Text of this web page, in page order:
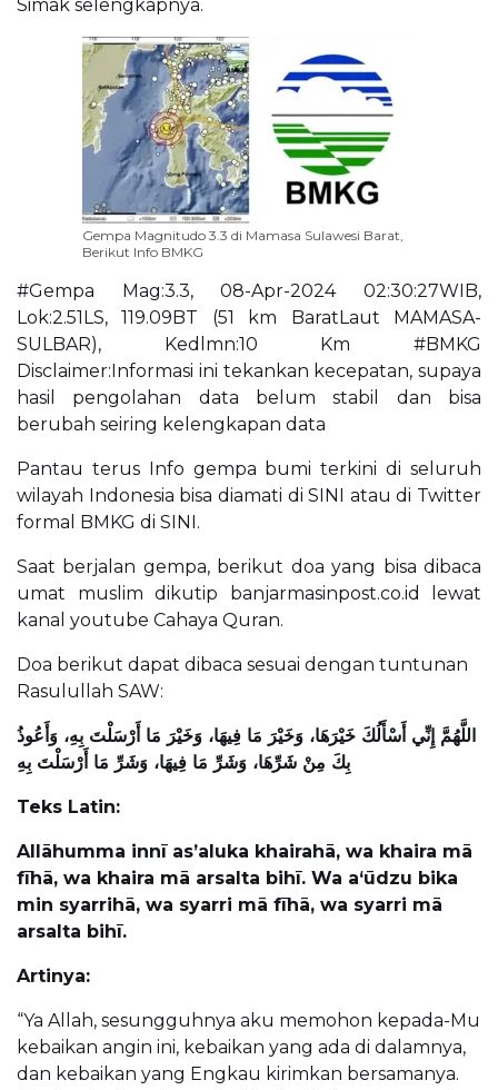
Simak selengkapnya.
Gempa Magnitudo 3.3 di Mamasa Sulawesi Barat,
Berikut Info BMKG
#Gempa Mag:3.3, 08-Apr-2024 02:30:27WIB,
Lok:2.51LS, 119.09BT (51 km BaratLaut MAMASA-
SULBAR), Kedlmn:10 Km #BMKG
Disclaimer:Informasi ini tekankan kecepatan, supaya
hasil pengolahan data belum stabil dan bisa
berubah seiring kelengkapan data
Pantau terus Info gempa bumi terkini di seluruh
wilayah Indonesia bisa diamati di SINI atau di Twitter
formal BMKG di SINI.
Saat berjalan gempa, berikut doa yang bisa dibaca
umat muslim dikutip banjarmasinpost.co.id lewat
kanal youtube Cahaya Quran.
Doa berikut dapat dibaca sesuai dengan tuntunan
Rasulullah SAW:
اللَّهُمَّ إِنِّي أَسْأَلُكَ خَيْرَهَا، وَخَيْرَ مَا فِيهَا، وَخَيْرَ مَا أَرْسَلْتَ بِهِ، وَأَعُوذُ
بِكَ مِنْ شَرِّهَا، وَشَرِّ مَا فِيهَا، وَشَرِّ مَا أَرْسَلْتَ بِهِ
Teks Latin:
Allāhumma innī as’aluka khairahā, wa khaira mā
fīhā, wa khaira mā arsalta bihī. Wa a‘ūdzu bika
min syarrihā, wa syarri mā fīhā, wa syarri mā
arsalta bihī.
Artinya:
“Ya Allah, sesungguhnya aku memohon kepada-Mu
kebaikan angin ini, kebaikan yang ada di dalamnya,
dan kebaikan yang Engkau kirimkan bersamanya.